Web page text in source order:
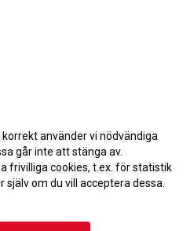
använder vi nödvändiga
går inte att stänga av.
frivilliga cookies, t.ex. för statistik
om du vill acceptera dessa.